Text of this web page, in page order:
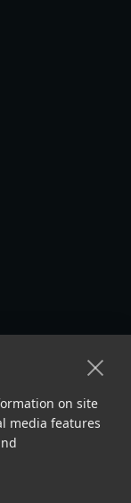
on site
media features